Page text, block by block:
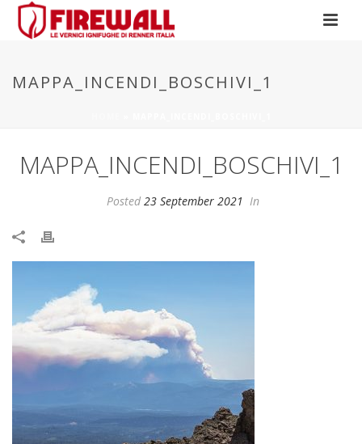
MAPPA_INCENDI_BOSCHIVI_1
MAPPA_INCENDI_BOSCHIVI_1
Posted 23 September 2021 In